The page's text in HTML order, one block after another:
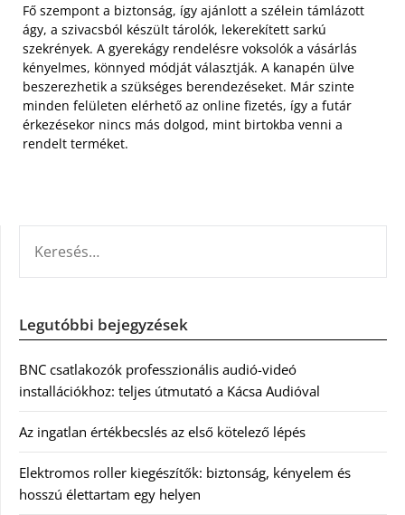
Fő szempont a biztonság, így ajánlott a szélein támlázott
ágy, a szivacsból készült tárolók, lekerekített sarkú
szekrények. A gyerekágy rendelésre voksolók a vásárlás
kényelmes, könnyed módját választják. A kanapén ülve
beszerezhetik a szükséges berendezéseket. Már szinte
minden felületen elérhető az online fizetés, így a futár
érkezésekor nincs más dolgod, mint birtokba venni a
rendelt terméket.
Legutóbbi bejegyzések
BNC csatlakozók professzionális audió-videó
installációkhoz: teljes útmutató a Kácsa Audióval
Az ingatlan értékbecslés az első kötelező lépés
Elektromos roller kiegészítők: biztonság, kényelem és
hosszú élettartam egy helyen